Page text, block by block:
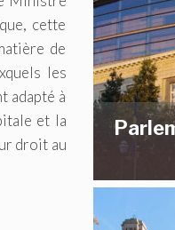
cette
de
les
adapté à
et la
droit au